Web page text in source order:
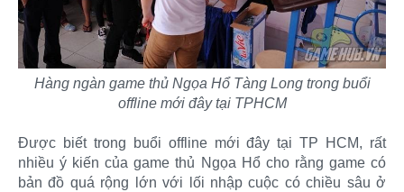
Hàng ngàn game thủ Ngọa Hổ Tàng Long trong buổi
offline mới đây tại TPHCM
Được biết trong buổi offline mới đây tại TP HCM, rất
nhiều ý kiến của game thủ Ngọa Hổ cho rằng game có
bản đồ quá rộng lớn với lối nhập cuộc có chiều sâu ở